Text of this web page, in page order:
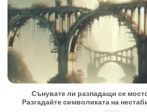
Сънувате ли разпадащи се
Разгадайте символиката на